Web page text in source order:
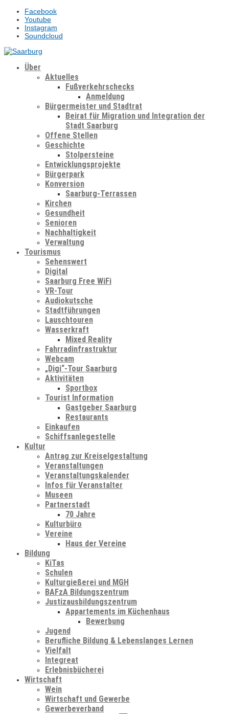
Facebook
Youtube
Instagram
Soundcloud
Über
Aktuelles
Fußverkehrschecks
Anmeldung
Bürgermeister und Stadtrat
Beirat für Migration und Integration der
Stadt Saarburg
Offene Stellen
Geschichte
Stolpersteine
Entwicklungsprojekte
Bürgerpark
Konversion
Saarburg-Terrassen
Kirchen
Gesundheit
Senioren
Nachhaltigkeit
Verwaltung
Tourismus
Sehenswert
Digital
Saarburg Free WiFi
VR-Tour
Audiokutsche
Stadtführungen
Lauschtouren
Wasserkraft
Mixed Reality
Fahrradinfrastruktur
Webcam
„Digi“-Tour Saarburg
Aktivitäten
Sportbox
Tourist Information
Gastgeber Saarburg
Restaurants
Einkaufen
Schiffsanlegestelle
Kultur
Antrag zur Kreiselgestaltung
Veranstaltungen
Veranstaltungskalender
Infos für Veranstalter
Museen
Partnerstadt
70 Jahre
Kulturbüro
Vereine
Haus der Vereine
Bildung
KiTas
Schulen
Kulturgießerei und MGH
BAFzA Bildungszentrum
Justizausbildungszentrum
Appartements im Küchenhaus
Bewerbung
Jugend
Berufliche Bildung & Lebenslanges Lernen
Vielfalt
Integreat
Erlebnisbücherei
Wirtschaft
Wein
Wirtschaft und Gewerbe
Gewerbeverband